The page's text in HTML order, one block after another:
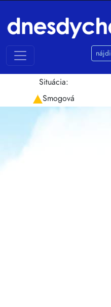
Používame
Táto webová lokalita
zážitku z
na umožnenie
stránky,pre lepší
vášho záujmu o naše
Situácia:
Smogová